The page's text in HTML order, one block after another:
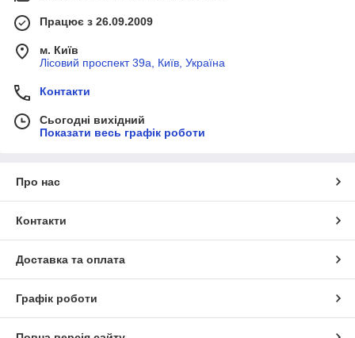
Працює з 26.09.2009
м. Київ
Лісовий проспект 39а, Київ, Україна
Контакти
Сьогодні вихідний
Показати весь графік роботи
Про нас
Контакти
Доставка та оплата
Графік роботи